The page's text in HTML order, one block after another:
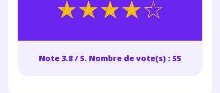
Note 3.8 / 5. Nombre de vote(s) : 55
plateforme de soutien
corrigés, podcasts de révisions